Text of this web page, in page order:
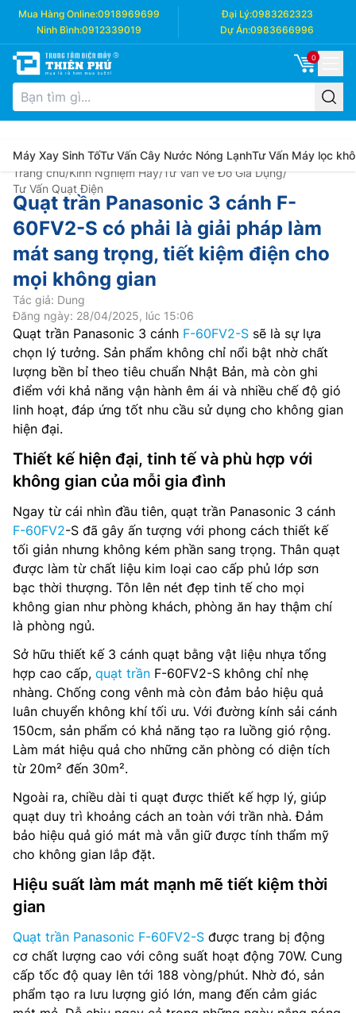
Mua Hàng Online:0918969699 Đại Lý:0983262323
Ninh Bình:0912339019 Dự Án:0983666996
0
Máy Xay Sinh TốTư Vấn Cây Nước Nóng LạnhTư Vấn Máy lọc
Trang chủ/Kinh Nghiệm Hay/Tư Vấn về Đồ Gia Dụng/
Tư Vấn Quạt Điện
Quạt trần Panasonic 3 cánh F-
60FV2-S có phải là giải pháp làm
mát sang trọng, tiết kiệm điện cho
mọi không gian
Tác giả: Dung
Đăng ngày: 28/04/2025, lúc 15:06
Quạt trần Panasonic 3 cánh F-60FV2-S sẽ là sự lựa
chọn lý tưởng. Sản phẩm không chỉ nổi bật nhờ chất
lượng bền bỉ theo tiêu chuẩn Nhật Bản, mà còn ghi
điểm với khả năng vận hành êm ái và nhiều chế độ gió
linh hoạt, đáp ứng tốt nhu cầu sử dụng cho không gian
hiện đại.
Thiết kế hiện đại, tinh tế và phù hợp với
không gian của mỗi gia đình
Ngay từ cái nhìn đầu tiên, quạt trần Panasonic 3 cánh
F-60FV2-S đã gây ấn tượng với phong cách thiết kế
tối giản nhưng không kém phần sang trọng. Thân quạt
được làm từ chất liệu kim loại cao cấp phủ lớp sơn
bạc thời thượng. Tôn lên nét đẹp tinh tế cho mọi
không gian như phòng khách, phòng ăn hay thậm chí
là phòng ngủ.
Sở hữu thiết kế 3 cánh quạt bằng vật liệu nhựa tổng
hợp cao cấp, quạt trần F-60FV2-S không chỉ nhẹ
nhàng. Chống cong vênh mà còn đảm bảo hiệu quả
luân chuyển không khí tối ưu. Với đường kính sải cánh
150cm, sản phẩm có khả năng tạo ra luồng gió rộng.
Làm mát hiệu quả cho những căn phòng có diện tích
từ 20m² đến 30m².
Ngoài ra, chiều dài ti quạt được thiết kế hợp lý, giúp
quạt duy trì khoảng cách an toàn với trần nhà. Đảm
bảo hiệu quả gió mát mà vẫn giữ được tính thẩm mỹ
cho không gian lắp đặt.
Hiệu suất làm mát mạnh mẽ tiết kiệm thời
gian
Quạt trần Panasonic F-60FV2-S được trang bị động
cơ chất lượng cao với công suất hoạt động 70W. Cung
cấp tốc độ quay lên tới 188 vòng/phút. Nhờ đó, sản
phẩm tạo ra lưu lượng gió lớn, mang đến cảm giác